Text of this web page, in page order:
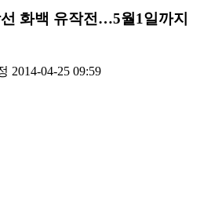
화백 유작전…5월1일까지
2014-04-25 09:59